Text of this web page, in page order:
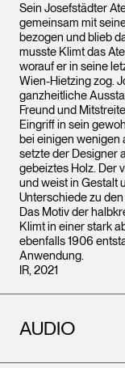
Sein Josefstädter
gemeinsam mit
bezogen und blieb
musste Klimt das
worauf er in seine
Wien-Hietzing zog.
ganzheitliche
Freund und
Eingriff in sein
bei einigen wenigen
setzte der Designer
gebeiztes Holz. Der
und weist in Gestalt
Unterschiede zu
Das Motiv der
Klimt in einer stark
ebenfalls 1906
Anwendung.
IR, 2021
AUDIO